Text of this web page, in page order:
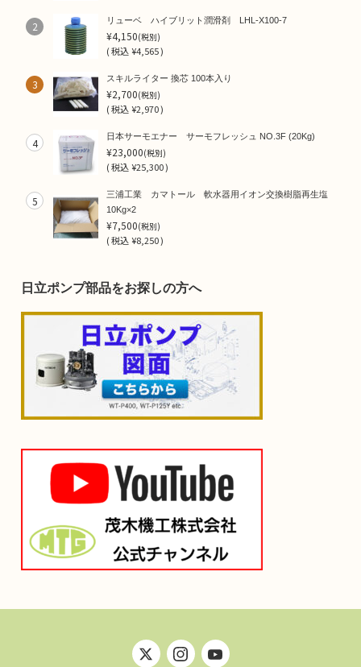
2 リューベ ハイブリット潤滑剤 LHL-X100-7
¥4,150(税別)
(税込¥4,565 )
3 スキルライター 換芯 100本入り
¥2,700(税別)
(税込¥2,970 )
4 日本サーモエナー サーモフレッシュ NO.3F (20Kg)
¥23,000(税別)
(税込¥25,300 )
5
三浦工業 カマトール 軟水器用イオン交換樹脂再生塩
10Kg×2
¥7,500(税別)
(税込¥8,250 )
日立ポンプ部品をお探しの方へ